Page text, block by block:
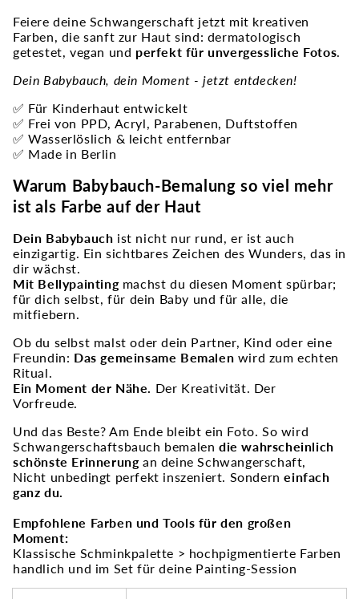
Feiere deine Schwangerschaft jetzt mit kreativen
Farben, die sanft zur Haut sind: dermatologisch
getestet, vegan und perfekt für unvergessliche Fotos.
Dein Babybauch, dein Moment - jetzt entdecken!
✅ Für Kinderhaut entwickelt
✅ Frei von PPD, Acryl, Parabenen, Duftstoffen
✅ Wasserlöslich & leicht entfernbar
✅ Made in Berlin
Warum Babybauch-Bemalung so viel mehr
ist als Farbe auf der Haut
Dein Babybauch ist nicht nur rund, er ist auch
einzigartig. Ein sichtbares Zeichen des Wunders, das in
dir wächst.
Mit Bellypainting machst du diesen Moment spürbar;
für dich selbst, für dein Baby und für alle, die
mitfiebern.
Ob du selbst malst oder dein Partner, Kind oder eine
Freundin: Das gemeinsame Bemalen wird zum echten
Ritual.
Ein Moment der Nähe. Der Kreativität. Der
Vorfreude.
Und das Beste? Am Ende bleibt ein Foto. So wird
Schwangerschaftsbauch bemalendie wahrscheinlich
schönste Erinnerungan deine Schwangerschaft,
Nicht unbedingt perfekt inszeniert. Sonderneinfach
ganz du.
Empfohlene Farben und Tools für den großen
Moment:
Klassische Schminkpalette > hochpigmentierte Farben
handlich und im Set für deine Painting-Session